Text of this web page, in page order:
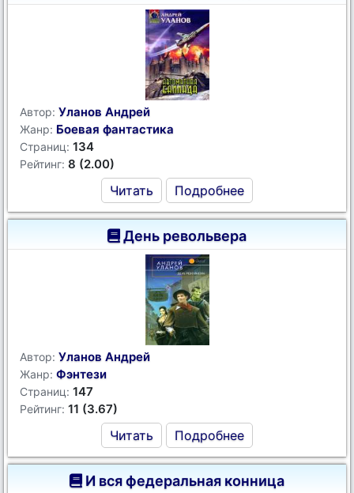
Автор: Уланов Андрей
Жанр: Боевая фантастика
Страниц: 134
Рейтинг: 8 (2.00)
Читать Подробнее
День револьвера
Автор: Уланов Андрей
Жанр: Фэнтези
Страниц: 147
Рейтинг: 11 (3.67)
Читать Подробнее
И вся федеральная конница